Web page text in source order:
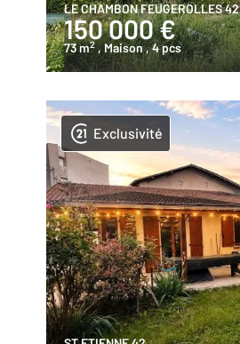
LE CHAMBON FEUGEROLLES 42
150 000 €
73 m2 , Maison, 4 pcs
Exclusivité